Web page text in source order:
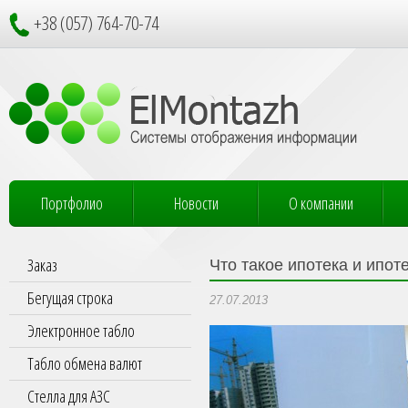
+38 (057) 764-70-74
Портфолио Новости О компании
Заказ
Бегущая строка
Электронное табло
Табло обмена валют
Стелла для АЗС
Что такое ипотека и
27.07.2013